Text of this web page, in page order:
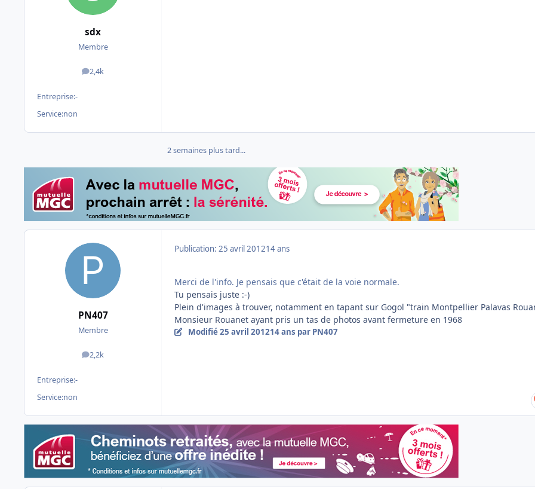
sdx
Membre
2,4k
messages
Entreprise:-
Service:non
2 semaines plus tard...
PN407
Membre
2,2k
messages
Entreprise:-
Service:non
Publication: 25 avril 201214 ans
Merci de l'info. Je pensais que c'était de la voie normale.
Tu pensais juste :-)
Plein d'images à trouver, notamment en tapant sur Gogol "train Montpellier Palavas
Monsieur Rouanet ayant pris un tas de photos avant fermeture en 1968
Modifié25 avril 201214 ans par PN407